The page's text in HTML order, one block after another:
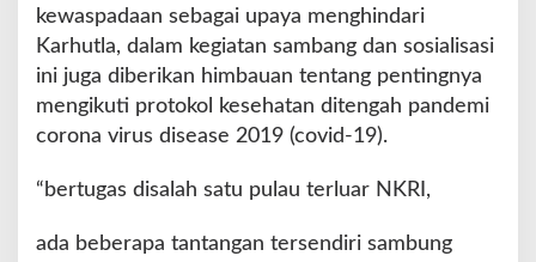
i
e
n
g
a
y
kewaspadaan sebagai upaya menghindari
Karhutla, dalam kegiatan sambang dan sosialisasi
ini juga diberikan himbauan tentang pentingnya
mengikuti protokol kesehatan ditengah pandemi
corona virus disease 2019 (covid-19).
“bertugas disalah satu pulau terluar NKRI,
ada beberapa tantangan tersendiri sambung